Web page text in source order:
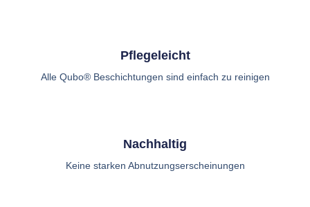
Pflegeleicht
Alle Qubo® Beschichtungen sind einfach zu reinigen
Nachhaltig
Keine starken Abnutzungserscheinungen